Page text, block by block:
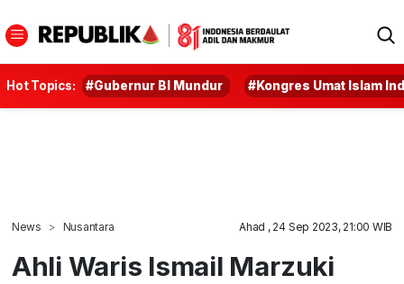
Hot Topics: #Gubernur BI Mundur #Kongres Umat Islam
News Nusantara Ahad , 24 Sep 2023, 21:00 WIB
Ahli Waris Ismail Marzuki